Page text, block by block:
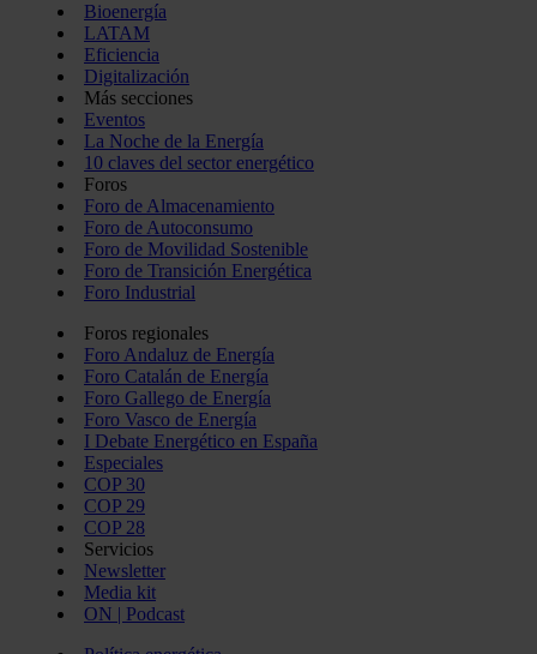
Bioenergía
LATAM
Eficiencia
Digitalización
Más secciones
Eventos
La Noche de la Energía
10 claves del sector energético
Foros
Foro de Almacenamiento
Foro de Autoconsumo
Foro de Movilidad Sostenible
Foro de Transición Energética
Foro Industrial
Foros regionales
Foro Andaluz de Energía
Foro Catalán de Energía
Foro Gallego de Energía
Foro Vasco de Energía
I Debate Energético en España
Especiales
COP 30
COP 29
COP 28
Servicios
Newsletter
Media kit
ON | Podcast